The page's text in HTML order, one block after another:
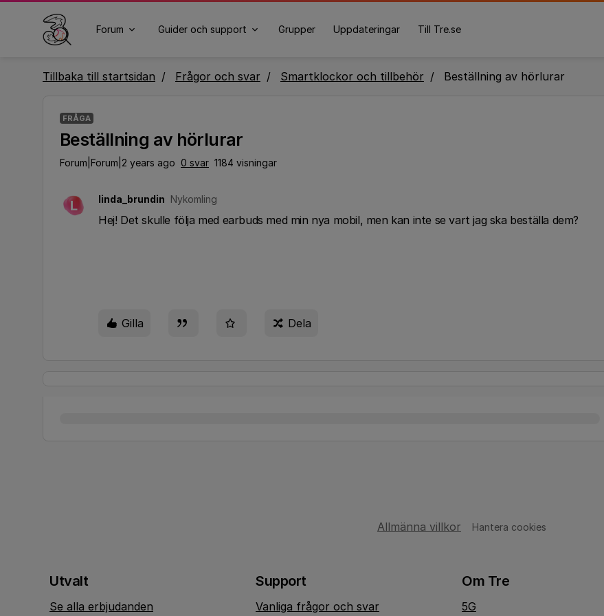
Forum Guider och support Grupper Uppdateringar Till Tre.se
Tillbaka till startsidan Frågor och svar Smartklockor och tillbehör Beställning av hörlurar
FRÅGA
Beställning av hörlurar
Forum|Forum|2 years ago 0 svar 1184 visningar
L linda_brundin Nykomling
Hej! Det skulle följa med earbuds med min nya mobil, men kan inte se vart jag ska beställa dem?
Gilla Dela
Allmänna villkor Hantera cookies
Utvalt
Se alla erbjudanden
Support
Vanliga frågor och svar
Om Tre
5G